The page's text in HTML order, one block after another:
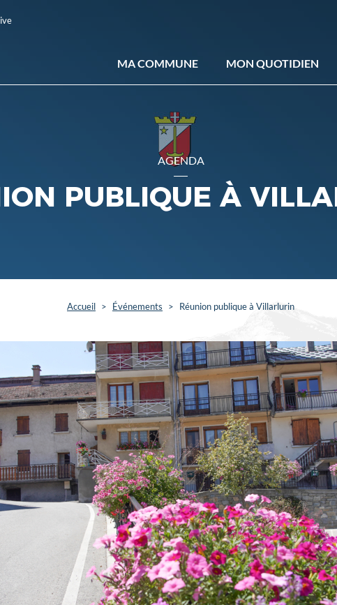
MA COMMUNE MON QUOTIDIEN
AGENDA
PUBLIQUE À
Accueil > Événements > Réunion publique à Villarlurin